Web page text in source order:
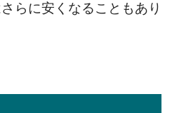
らに安くなることもあり